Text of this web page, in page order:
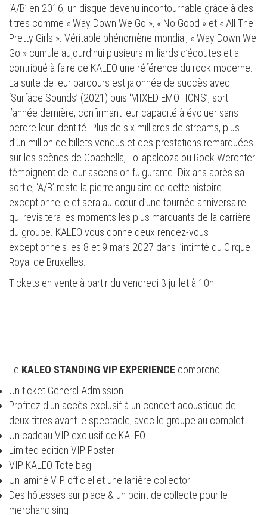
‘A/B’ en 2016, un disque devenu incontournable grâce à des
titres comme « Way Down We Go », « No Good » et « All The
Pretty Girls ». Véritable phénomène mondial, « Way Down We
Go » cumule aujourd’hui plusieurs milliards d’écoutes et a
contribué à faire de KALEO une référence du rock moderne.
La suite de leur parcours est jalonnée de succès avec
‘Surface Sounds’ (2021) puis ‘MIXED EMOTIONS’, sorti
l’année dernière, confirmant leur capacité à évoluer sans
perdre leur identité. Plus de six milliards de streams, plus
d’un million de billets vendus et des prestations remarquées
sur les scènes de Coachella, Lollapalooza ou Rock Werchter
témoignent de leur ascension fulgurante. Dix ans après sa
sortie, ‘A/B’ reste la pierre angulaire de cette histoire
exceptionnelle et sera au cœur d’une tournée anniversaire
qui revisitera les moments les plus marquants de la carrière
du groupe. KALEO vous donne deux rendez-vous
exceptionnels les 8 et 9 mars 2027 dans l’intimté du Cirque
Royal de Bruxelles.
Tickets en vente à partir du vendredi 3 juillet à 10h
Le KALEO STANDING VIP EXPERIENCE comprend :
Un ticket General Admission
Profitez d'un accès exclusif à un concert acoustique de
deux titres avant le spectacle, avec le groupe au complet
Un cadeau VIP exclusif de KALEO
Limited edition VIP Poster
VIP KALEO Tote bag
Un laminé VIP officiel et une lanière collector
Des hôtesses sur place & un point de collecte pour le
merchandising